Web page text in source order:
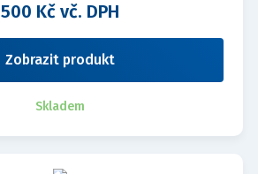
500 Kč vč. DPH
Zobrazit produkt
Skladem